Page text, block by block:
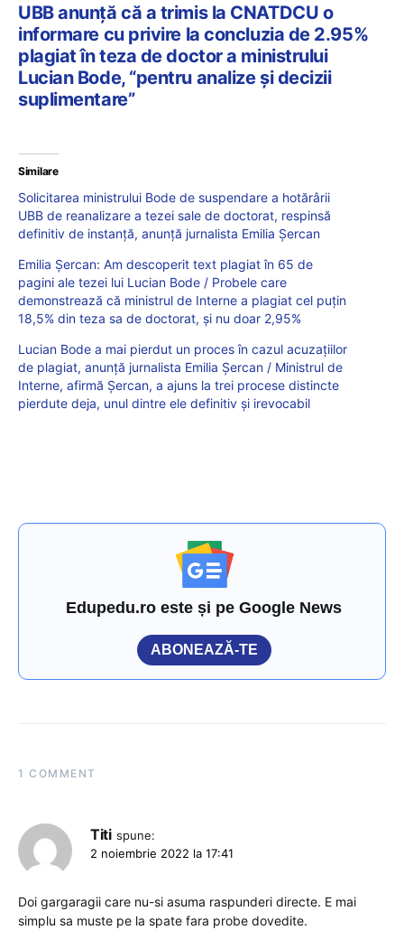
UBB anunță că a trimis la CNATDCU o
informare cu privire la concluzia de 2.95%
plagiat în teza de doctor a ministrului
Lucian Bode, “pentru analize și decizii
suplimentare”
Similare
Solicitarea ministrului Bode de suspendare a hotărârii
UBB de reanalizare a tezei sale de doctorat, respinsă
definitiv de instanță, anunță jurnalista Emilia Șercan
Emilia Șercan: Am descoperit text plagiat în 65 de
pagini ale tezei lui Lucian Bode / Probele care
demonstrează că ministrul de Interne a plagiat cel puțin
18,5% din teza sa de doctorat, și nu doar 2,95%
Lucian Bode a mai pierdut un proces în cazul acuzațiilor
de plagiat, anunță jurnalista Emilia Șercan / Ministrul de
Interne, afirmă Șercan, a ajuns la trei procese distincte
pierdute deja, unul dintre ele definitiv și irevocabil
Edupedu.ro este și pe Google News
ABONEAZĂ-TE
1 COMMENT
Titi spune:
2 noiembrie 2022 la 17:41
Doi gargaragii care nu-si asuma raspunderi directe. E mai
simplu sa muste pe la spate fara probe dovedite.